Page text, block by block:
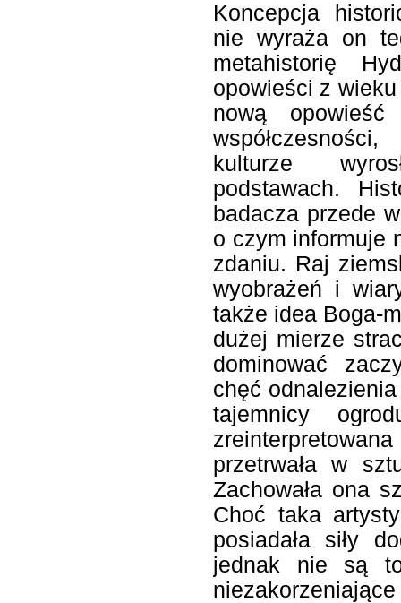
Koncepcja
nie wyraża on
metahistorię
opowieści z
nową
kulturze
podstawach.
badacza przede
o czym informuje
zdaniu. Raj
wyobrażeń i
także idea Boga-
dużej mierze
dominować
chęć
tajemnicy
przetrwała w
Zachowała ona
Choć taka
posiadała siły
jednak nie są